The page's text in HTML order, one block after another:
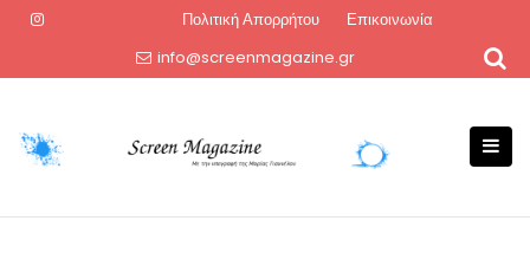
Πολιτική Απορρήτου
Επικοινωνία
info@screenmagazine.gr